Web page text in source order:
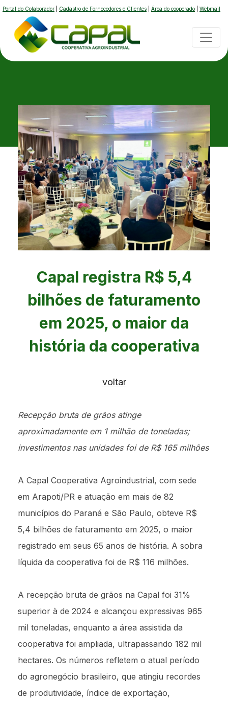
Portal do Colaborador Cadastro de Fornecedores e Clientes Área do cooperado Webmail
Capal registra R$ 5,4
bilhões de faturamento
em 2025, o maior da
história da cooperativa
voltar
Recepção bruta de grãos atinge
aproximadamente em 1 milhão de toneladas;
investimentos nas unidades foi de R$ 165 milhões
A Capal Cooperativa Agroindustrial, com sede
em Arapoti/PR e atuação em mais de 82
municípios do Paraná e São Paulo, obteve R$
5,4 bilhões de faturamento em 2025, o maior
registrado em seus 65 anos de história. A sobra
líquida da cooperativa foi de R$ 116 milhões.
A recepção bruta de grãos na Capal foi 31%
superior à de 2024 e alcançou expressivas 965
mil toneladas, enquanto a área assistida da
cooperativa foi ampliada, ultrapassando 182 mil
hectares. Os números refletem o atual período
do agronegócio brasileiro, que atingiu recordes
de produtividade, índice de exportação,